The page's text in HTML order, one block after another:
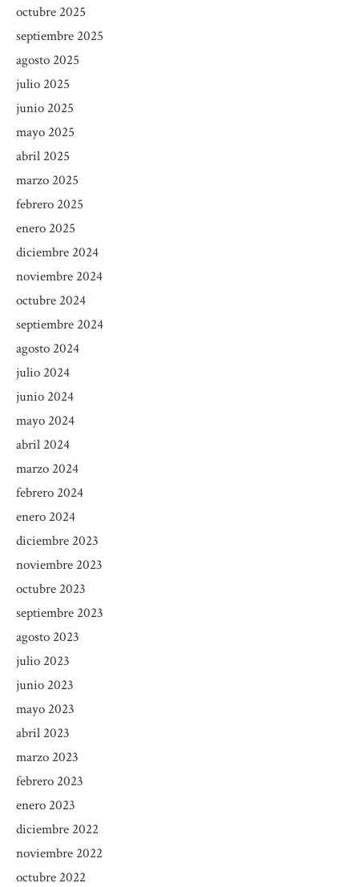
octubre 2025
septiembre 2025
agosto 2025
julio 2025
junio 2025
mayo 2025
abril 2025
marzo 2025
febrero 2025
enero 2025
diciembre 2024
noviembre 2024
octubre 2024
septiembre 2024
agosto 2024
julio 2024
junio 2024
mayo 2024
abril 2024
marzo 2024
febrero 2024
enero 2024
diciembre 2023
noviembre 2023
octubre 2023
septiembre 2023
agosto 2023
julio 2023
junio 2023
mayo 2023
abril 2023
marzo 2023
febrero 2023
enero 2023
diciembre 2022
noviembre 2022
octubre 2022